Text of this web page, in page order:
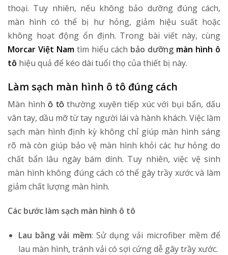
thoại. Tuy nhiên, nếu không bảo dưỡng đúng cách,
màn hình có thể bị hư hỏng, giảm hiệu suất hoặc
không hoạt động ổn định. Trong bài viết này, cùng
Morcar Việt Nam tìm hiểu cách bảo dưỡng màn hình ô
tô hiệu quả để kéo dài tuổi thọ của thiết bị này.
Làm sạch màn hình ô tô đúng cách
Màn hìnhô tô thường xuyên tiếp xúc với bụi bẩn, dấu
vân tay, dầu mỡ từ tay người lái và hành khách. Việc làm
sạch màn hình định kỳ không chỉ giúp màn hình sáng
rõ mà còn giúp bảo vệ màn hình khỏi các hư hỏng do
chất bẩn lâu ngày bám dính. Tuy nhiên, việc vệ sinh
màn hình không đúng cách có thể gây trầy xước và làm
giảm chất lượng màn hình.
Các bước làm sạch màn hình ô tô
Lau bằng vải mềm: Sử dụng vải microfiber mềm để
lau màn hình, tránh vải có sợi cứng dễ gây trầy xước.